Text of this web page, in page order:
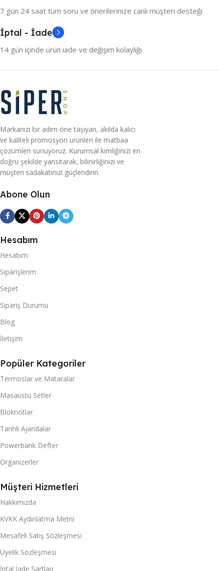
7 gün 24 saat tüm soru ve önerilerinize canlı müşteri desteği
İptal - İade
14 gün içinde ürün iade ve değişim kolaylığı
Markanızı bir adım öne taşıyan, akılda kalıcı
ve kaliteli promosyon ürünleri ile matbaa
çözümleri sunuyoruz. Kurumsal kimliğinizi en
doğru şekilde yansıtarak, bilinirliğinizi ve
müşteri sadakatinizi güçlendirin.
Abone Olun
Hesabım
Hesabım
Siparişlerim
Sepet
Sipariş Durumu
Blog
İletişim
Popüler Kategoriler
Termoslar ve Mataralar
Masaüstü Setler
Bloknotlar
Tarihli Ajandalar
Powerbank Defter
Organizerler
Müşteri Hizmetleri
Hakkımızda
KVKK Aydınlatma Metni
Mesafeli Satış Sözleşmesi
Üyelik Sözleşmesi
İptal İade Şartları